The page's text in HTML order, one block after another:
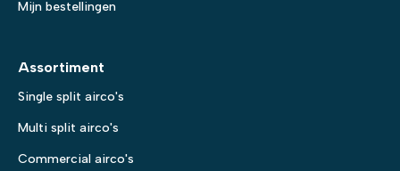
Mijn bestellingen
Assortiment
Single split airco's
Multi split airco's
Commercial airco's